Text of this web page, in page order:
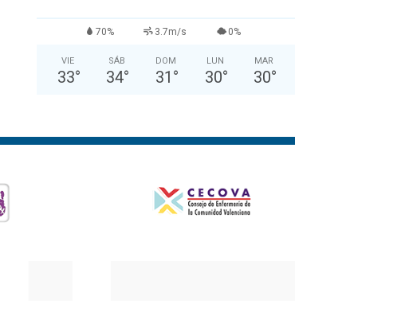
70% 3.7m/s 0%
VIE
33°
SÁB
34°
DOM
31 °
LUN
30°
MAR
30°